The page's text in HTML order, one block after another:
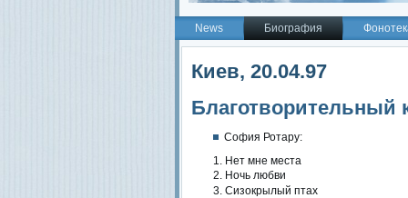
News Биография
Киев, 20.04.97
Благотворительный
София Ротару:
Нет мне места
Ночь любви
Сизокрылый птах